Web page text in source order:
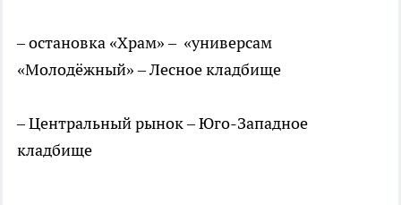
– остановка «Храм» – «универсам
«Молодёжный» – Лесное кладбище
– Центральный рынок – Юго-Западное
кладбище